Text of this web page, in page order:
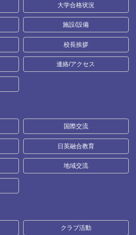
大学合格状況
施設/設備
校長挨拶
連絡/アクセス
国際交流
日英融合教育
地域交流
クラブ活動